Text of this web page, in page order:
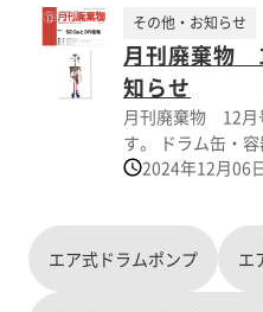
代表取締役社長
タイトルで、容
接触のレーザー
面計（GDEシリー
をお知らせ、簡
式液面計（GDBシ
して圧縮エアだけ
月刊廃棄物
知らせ
その他・お知らせ
月刊廃棄物 12月
す。 ドラム缶・容器の中身を「見える化」しませ
んか？使用液体：
「センサ式液面計
面計（GDAシリー
す。ドラム缶に差
商品として、廃
2024年12月06
エア式ドラムポンプ エ